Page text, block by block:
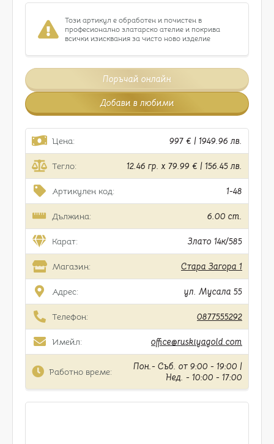
Този артикул е обработен и почистен в
професионално златарско ателие и покрива
всички изисквания за чисто ново изделие
Поръчай онлайн
Добави в любими
Цена: 997 € | 1949.96 лв.
Тегло: 12.46 гр. x 79.99 € | 156.45 лв.
Артикулен код: 1-48
Дължина: 6.00 cm.
Карат: Злато 14к/585
Магазин: Стара Загора 1
Адрес: ул. Мусала 55
Телефон: 0877555292
Имейл: office@ruskiyagold.com
Работно време:
Пон.- Съб. от 9:00 - 19:00 |
Нед. - 10:00 - 17:00